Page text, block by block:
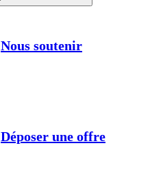
Nous soutenir
Déposer une offre